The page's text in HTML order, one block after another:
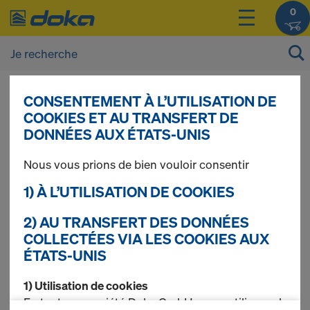
0
Vous pouvez afficher les prix de vos produits
après vous être connecté(e)ouinscrit(e)
Longe de maintien
4 produits trouvés
Le plus recherché
CONSENTEMENT À L’UTILISATION DE
COOKIES ET AU TRANSFERT DE
DONNÉES AUX ÉTATS-UNIS
Nous vous prions de bien vouloir consentir
1) À L’UTILISATION DE COOKIES
2) AU TRANSFERT DES DONNÉES
COLLECTÉES VIA LES COOKIES AUX
ÉTATS-UNIS
1) Utilisation de cookies
En tant que société Doka GmbH, nous utilisons des